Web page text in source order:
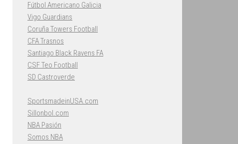
Fútbol Americano Galicia
Vigo Guardians
Coruña Towers Football
CFA Trasnos
Santiago Black Ravens FA
CSF Teo Football
SD Castroverde
SportsmadeinUSA.com
Sillonbol.com
NBA Pasión
Somos NBA